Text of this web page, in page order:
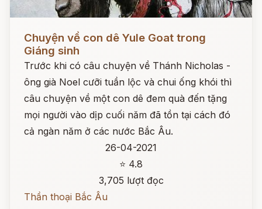
Chuyện về con dê Yule Goat trong
Giáng sinh
Trước khi có câu chuyện về Thánh Nicholas -
ông già Noel cưỡi tuần lộc và chui ống khói thì
câu chuyện về một con dê đem quà đến tặng
mọi người vào dịp cuối năm đã tồn tại cách đó
cả ngàn năm ở các nước Bắc Âu.
26-04-2021
⭐ 4.8
3,705 lượt đọc
Thần thoại Bắc Âu